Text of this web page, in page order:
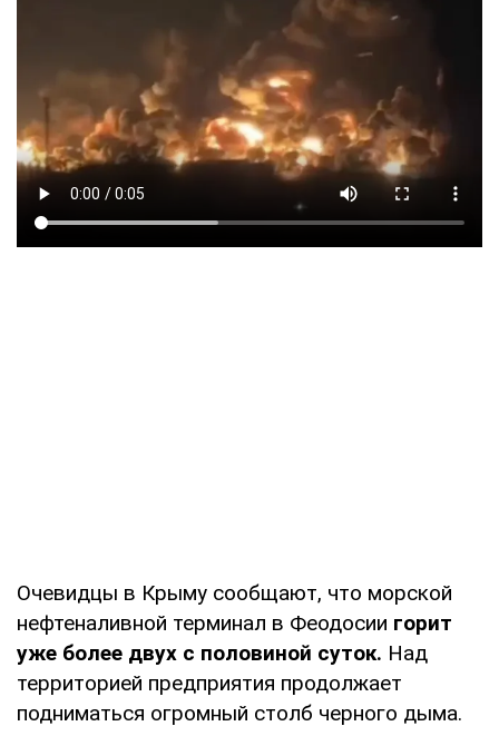
Очевидцы в Крыму сообщают, что морской
нефтеналивной терминал в Феодосии горит
уже более двух с половиной суток. Над
территорией предприятия продолжает
подниматься огромный столб черного дыма.